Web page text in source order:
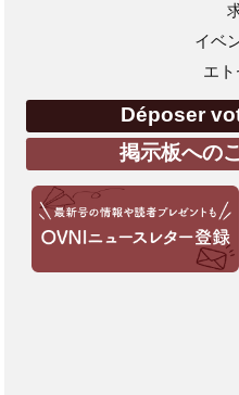
イベ
エト
Déposer
掲示板への